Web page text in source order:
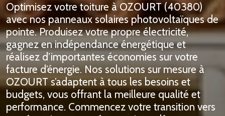
Optimisez votre toiture à OZOURT (40380)
avec nos panneaux solaires photovoltaïques de
pointe. Produisez votre propre électricité,
gagnez en indépendance énergétique et
réalisez d’importantes économies sur votre
facture d’énergie. Nos solutions sur mesure à
OZOURT s’adaptent à tous les besoins et
budgets, vous offrant la meilleure qualité et
performance. Commencez votre transition vers